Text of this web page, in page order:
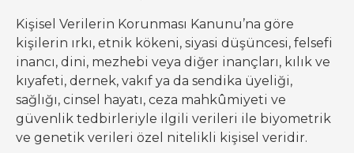
Kişisel Verilerin Korunması Kanunu’na göre
kişilerin ırkı, etnik kökeni, siyasi düşüncesi, felsefi
inancı, dini, mezhebi veya diğer inançları, kılık ve
kıyafeti, dernek, vakıf ya da sendika üyeliği,
sağlığı, cinsel hayatı, ceza mahkûmiyeti ve
güvenlik tedbirleriyle ilgili verileri ile biyometrik
ve genetik verileri özel nitelikli kişisel veridir.